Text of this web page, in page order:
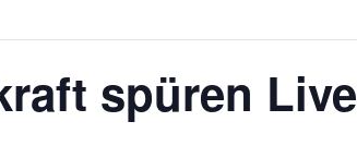
spüren Live